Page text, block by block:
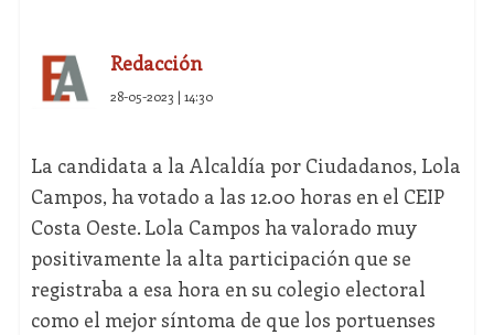
Redacción
28-05-2023 | 14:30
La candidata a la Alcaldía por Ciudadanos, Lola
Campos, ha votado a las 12.00 horas en el CEIP
Costa Oeste. Lola Campos ha valorado muy
positivamente la alta participación que se
registraba a esa hora en su colegio electoral
como el mejor síntoma de que los portuenses